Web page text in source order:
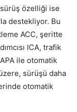
özelliği ise
destekliyor. Bu
ACC, şeritte
ICA, trafik
APA ile otomatik
sürüşü daha
otomatik